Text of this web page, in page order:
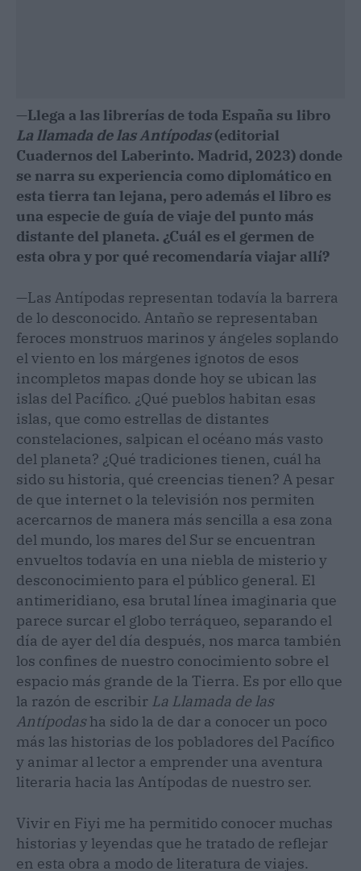
—Llega a las librerías de toda España su libro
La llamada de las Antípodas(editorial
Cuadernos del Laberinto. Madrid, 2023) donde
se narra su experiencia como diplomático en
esta tierra tan lejana, pero además el libro es
una especie de guía de viaje del punto más
distante del planeta. ¿Cuál es el germen de
esta obra y por qué recomendaría viajar allí?
—Las Antípodas representan todavía la barrera
de lo desconocido. Antaño se representaban
feroces monstruos marinos y ángeles soplando
el viento en los márgenes ignotos de esos
incompletos mapas donde hoy se ubican las
islas del Pacífico. ¿Qué pueblos habitan esas
islas, que como estrellas de distantes
constelaciones, salpican el océano más vasto
del planeta? ¿Qué tradiciones tienen, cuál ha
sido su historia, qué creencias tienen? A pesar
de que internet o la televisión nos permiten
acercarnos de manera más sencilla a esa zona
del mundo, los mares del Sur se encuentran
envueltos todavía en una niebla de misterio y
desconocimiento para el público general. El
antimeridiano, esa brutal línea imaginaria que
parece surcar el globo terráqueo, separando el
día de ayer del día después, nos marca también
los confines de nuestro conocimiento sobre el
espacio más grande de la Tierra. Es por ello que
la razón de escribir La Llamada de las
Antípodasha sido la de dar a conocer un poco
más las historias de los pobladores del Pacífico
y animar al lector a emprender una aventura
literaria hacia las Antípodas de nuestro ser.
Vivir en Fiyi me ha permitido conocer muchas
historias y leyendas que he tratado de reflejar
en esta obra a modo de literatura de viajes.